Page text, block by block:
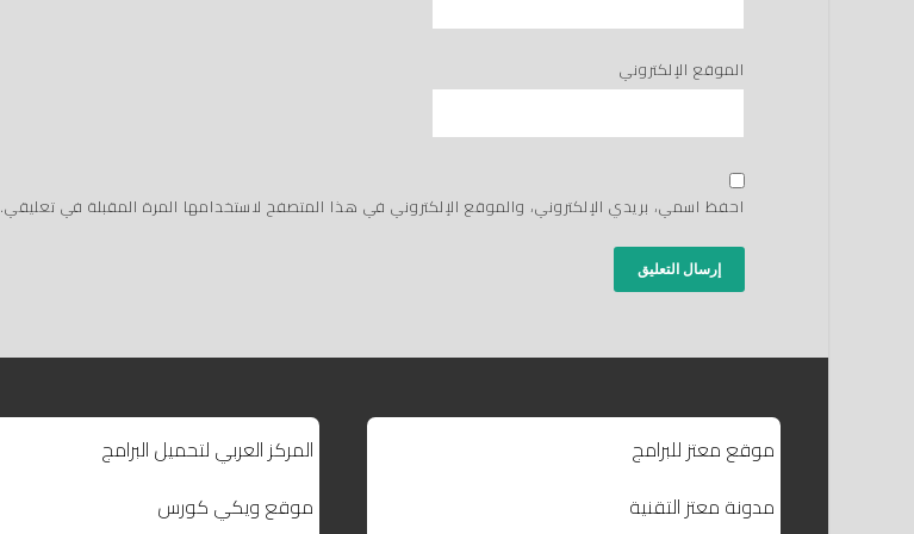
الموقع الإلكتروني
احفظ اسمي، بريدي الإلكتروني، والموقع الإلكتروني في هذا المتصفح لاستخدامها المرة المقبلة في تعليقي.
موقع معتز للبرامج
مدونة معتز التقنية
المركز العربي لتحميل البرامج
موقع ويكي كورس